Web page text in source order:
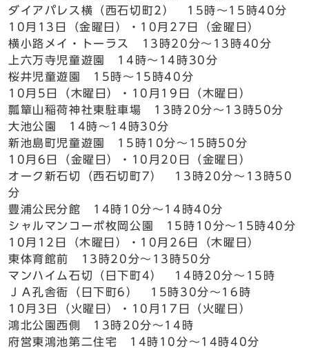
ダイアパレス横（西石切町2） 15時～15時40分
10月13日（金曜日）・10月27日（金曜日）
横小路メイ・トーラス 13時20分～13時40分
上六万寺児童遊園 14時～14時30分
桜井児童遊園 15時～15時40分
10月5日（木曜日）・10月19日（木曜日）
瓢簞山稲荷神社東駐車場 13時20分～13時50分
大池公園 14時～14時30分
新池島町児童遊園 15時10分～15時50分
10月6日（金曜日）・10月20日（金曜日）
オーク新石切（西石切町7） 13時20分～13時50
分
豊浦公民分館 14時10分～14時40分
シャルマンコーポ枚岡公園 15時10分～15時40分
10月12日（木曜日）・10月26日（木曜日）
東体育館前 13時20分～13時50分
マンハイム石切（日下町4） 14時20分～15時
ＪＡ孔舎衙（日下町6） 15時30分～16時
10月3日（火曜日）・10月17日（火曜日）
鴻北公園西側 13時20分～14時
府営東鴻池第二住宅 14時10分～14時40分